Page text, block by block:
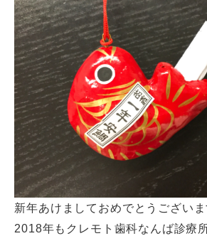
新年あけましておめでとうございま
2018年もクレモト歯科なんば診療